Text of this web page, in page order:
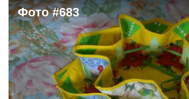
Фото #683